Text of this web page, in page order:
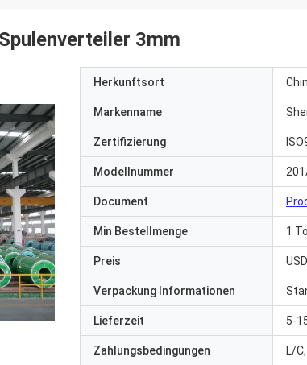
3mm
Herkunftsort
Markenname
Zertifizierung
Modellnummer
Document
Min Bestellmenge 1
Preis
Verpackung Informationen
Lieferzeit 5-
Zahlungsbedingungen L/